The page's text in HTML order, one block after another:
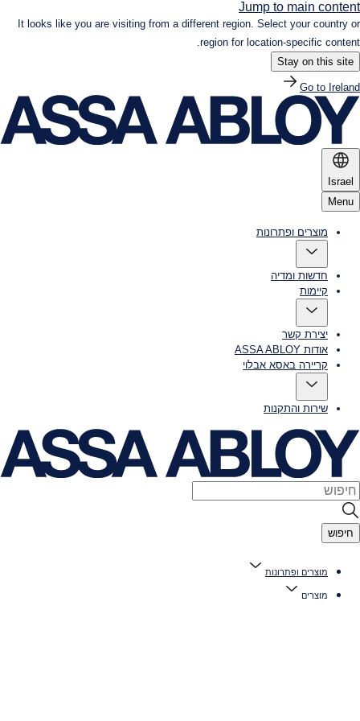
Jump to main content
It looks like you are visiting from a different region. Select your country or
region for location-specific content.
Stay on this site
Go to Ireland
Israel
Menu
מוצרים ופתרונות
חדשות ומדיה
קיימות
יצירת קשר
אודות ASSA ABLOY
קריירה באסא אבלוי
שירות והתקנות
חיפוש
מוצרים ופתרונות
מוצרים